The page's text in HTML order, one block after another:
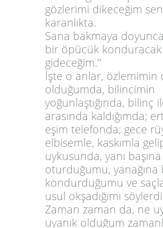
gözlerimi dikeceğim
karanlıkta.
Sana bakmaya
bir öpücük konduracak
gideceğim.’'
İşte o anlar, özlemimin
olduğumda, bilincimin
yoğunlaştığında, bilinç
arasında kaldığımda;
eşim telefonda; gece
elbisemle, kaskımla
uykusunda, yanı başına
oturduğumu,
kondurduğumu ve
usul okşadığımı
Zaman zaman da, ne
uyanık olduğum